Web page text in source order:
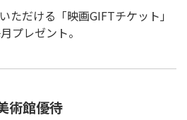
ただける「映画GIFTチケット」
プレゼント。
術館優待